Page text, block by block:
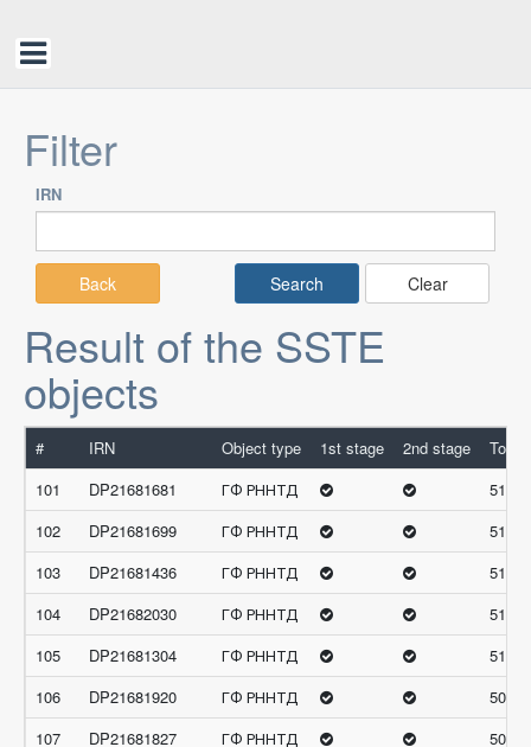
Filter
IRN
Back Clear
Result of the SSTE
objects
# IRN Object type 1st stage 2nd stage
Total
101
DP21681681 ГФ РННТД
102
DP21681699 ГФ РННТД
103
DP21681436 ГФ РННТД
104
DP21682030 ГФ РННТД
105
DP21681304 ГФ РННТД
106
DP21681920 ГФ РННТД
50.89
107
DP21681827 ГФ РННТД
50.86